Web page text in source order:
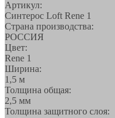
Артикул:
Синтерос Loft Rene 1
Страна производства:
РОССИЯ
Цвет:
Rene 1
Ширина:
1,5 м
Толщина общая:
2,5 мм
Толщина защитного слоя: